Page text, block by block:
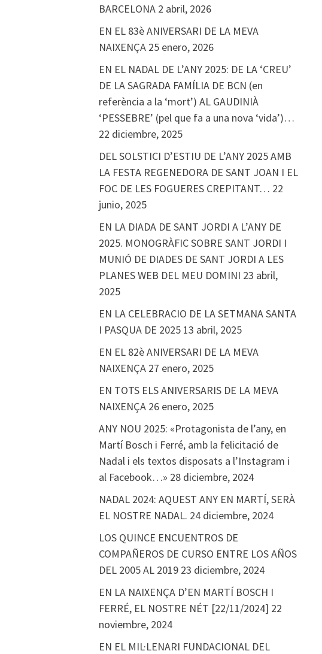
BARCELONA 2 abril, 2026
EN EL 83è ANIVERSARI DE LA MEVA
NAIXENÇA 25 enero, 2026
EN EL NADAL DE L’ANY 2025: DE LA ‘CREU’
DE LA SAGRADA FAMÍLIA DE BCN (en
referència a la ‘mort’) AL GAUDINIÀ
‘PESSEBRE’ (pel que fa a una nova ‘vida’)…
22 diciembre, 2025
DEL SOLSTICI D’ESTIU DE L’ANY 2025 AMB
LA FESTA REGENEDORA DE SANT JOAN I EL
FOC DE LES FOGUERES CREPITANT… 22
junio, 2025
EN LA DIADA DE SANT JORDI A L’ANY DE
2025. MONOGRÀFIC SOBRE SANT JORDI I
MUNIÓ DE DIADES DE SANT JORDI A LES
PLANES WEB DEL MEU DOMINI 23 abril,
2025
EN LA CELEBRACIO DE LA SETMANA SANTA
I PASQUA DE 2025 13 abril, 2025
EN EL 82è ANIVERSARI DE LA MEVA
NAIXENÇA 27 enero, 2025
EN TOTS ELS ANIVERSARIS DE LA MEVA
NAIXENÇA 26 enero, 2025
ANY NOU 2025: «Protagonista de l’any, en
Martí Bosch i Ferré, amb la felicitació de
Nadal i els textos disposats a l’Instagram i
al Facebook…» 28 diciembre, 2024
NADAL 2024: AQUEST ANY EN MARTÍ, SERÀ
EL NOSTRE NADAL. 24 diciembre, 2024
LOS QUINCE ENCUENTROS DE
COMPAÑEROS DE CURSO ENTRE LOS AÑOS
DEL 2005 AL 2019 23 diciembre, 2024
EN LA NAIXENÇA D’EN MARTÍ BOSCH I
FERRÉ, EL NOSTRE NÉT [22/11/2024] 22
noviembre, 2024
EN EL MIL·LENARI FUNDACIONAL DEL